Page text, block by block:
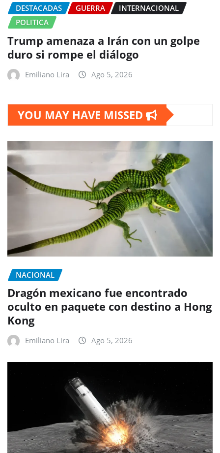
DESTACADAS GUERRA
INTERNACIONAL
POLITICA
Trump amenaza a Irán con un golpe
duro si rompe el diálogo
Emiliano Lira Ago 5, 2026
YOU MAY HAVE MISSED
NACIONAL
Dragón mexicano fue encontrado
oculto en paquete con destino a Hong
Kong
Emiliano Lira Ago 5, 2026